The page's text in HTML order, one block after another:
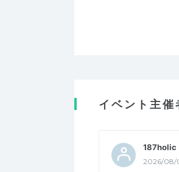
イベント主催
187holic
2026/08/